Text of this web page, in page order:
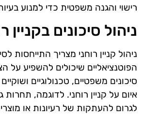
רישוי והגנה משפטית כדי למנוע
ניהול סיכונים בקניין
ניהול קניין רוחני מצריך התייחסות
הפוטנציאליים שיכולים להשפיע על
סיכונים משפטיים, טכנולוגיים
איום על קניין רוחני. לדוגמה,
לגרום להעתקות של רעיונות או